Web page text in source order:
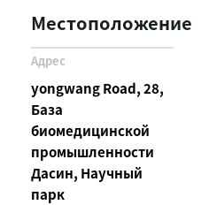
Местоположение
Адрес
yongwang Road, 28,
База
биомедицинской
промышленности
Дасин, Научный
парк